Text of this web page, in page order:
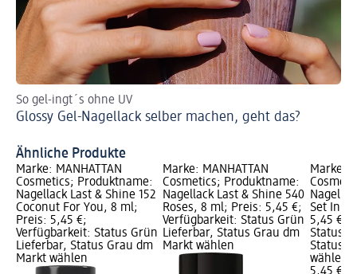
So gel-ingt´s ohne UV
Glossy Gel-Nagellack selber machen, geht das?
Ähnliche Produkte
Marke: MANHATTAN
Cosmetics; Produktname:
Nagellack Last & Shine 152
Coconut For You, 8 ml;
Preis: 5,45 €;
Verfügbarkeit: Status Grün
Lieferbar, Status Grau dm
Markt wählen
Marke: MANHATTAN
Cosmetics; Produktname:
Nagellack Last & Shine 540
Roses, 8 ml; Preis: 5,45 €;
Verfügbarkeit: Status Grün
Lieferbar, Status Grau dm
Markt wählen
Marke:
Set In
5,45 €;
Status
Status
wählen